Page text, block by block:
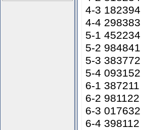
4-3 182394
4-4 298383
5-1 452234
5-2 984841
5-3 383772
5-4 093152
6-1 387211
6-2 981122
6-3 017632
6-4 398112